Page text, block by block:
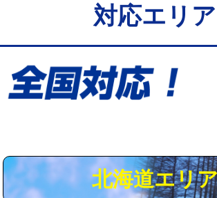
給水管工事※（バンド止め)
給水管工事※（保温材使用（バンド止
め込み）)
用/3ｍまで)
給水管工事※（塩ビ管（VP・HI）使
対応エリア
北海道エリ